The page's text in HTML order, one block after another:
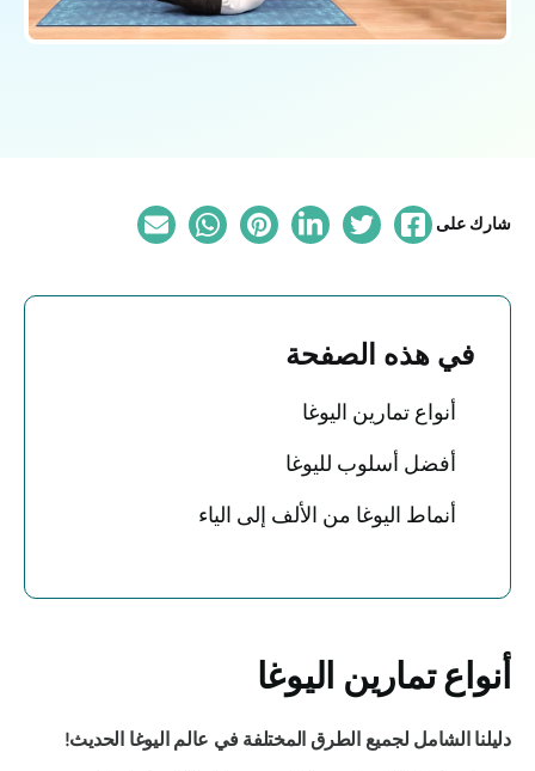
شارك على
في هذه الصفحة
أنواع تمارين اليوغا
أفضل أسلوب لليوغا
أنماط اليوغا من الألف إلى الياء
أنواع تمارين اليوغا
دليلنا الشامل لجميع الطرق المختلفة في عالم اليوغا الحديث!